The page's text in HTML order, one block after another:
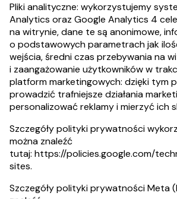
Pliki analityczne: wykorzystujemy
Analytics oraz Google Analytics 4
na witrynie, dane te są anonimowe,
o podstawowych parametrach jak
wejścia, średni czas przebywania na
i zaangażowanie użytkowników w
platform marketingowych: dzięki tym
prowadzić trafniejsze działania
personalizować reklamy i mierzyć ich
Szczegóły polityki prywatności
można znaleźć
tutaj: https://policies.google.com/
sites.
Szczegóły polityki prywatności Meta